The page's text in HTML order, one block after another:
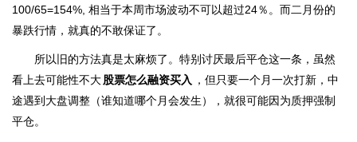
100/65=154%, 相当于本周市场波动不可以超过24％。而二月份的
暴跌行情，就真的不敢保证了。
所以旧的方法真是太麻烦了。特别讨厌最后平仓这一条，虽然
看上去可能性不大股票怎么融资买入
，但只要一个月一次打新，中
途遇到大盘调整（谁知道哪个月会发生），就很可能因为质押强制
平仓。